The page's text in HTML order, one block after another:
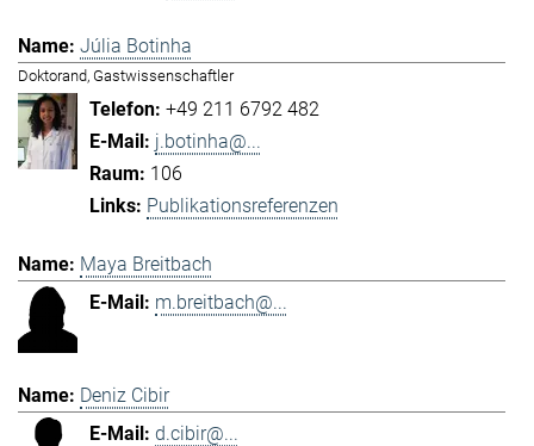
Júlia Botinha
Doktorand, Gastwissenschaftler
+49 211 6792 482
j.botinha@...
106
Publikationsreferenzen
Maya Breitbach
m.breitbach@...
Deniz Cibir
d.cibir@...